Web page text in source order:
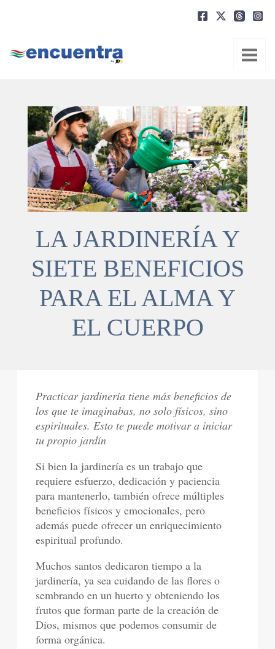
LA JARDINERÍA Y
SIETE BENEFICIOS
PARA EL ALMA Y
EL CUERPO
Practicar jardinería tiene más beneficios de
los que te imaginabas, no solo físicos, sino
espirituales. Esto te puede motivar a iniciar
tu propio jardín
Si bien la jardinería es un trabajo que
requiere esfuerzo, dedicación y paciencia
para mantenerlo, también ofrece múltiples
beneficios físicos y emocionales, pero
además puede ofrecer un enriquecimiento
espiritual profundo.
Muchos santos dedicaron tiempo a la
jardinería, ya sea cuidando de las flores o
sembrando en un huerto y obteniendo los
frutos que forman parte de la creación de
Dios, mismos que podemos consumir de
forma orgánica.